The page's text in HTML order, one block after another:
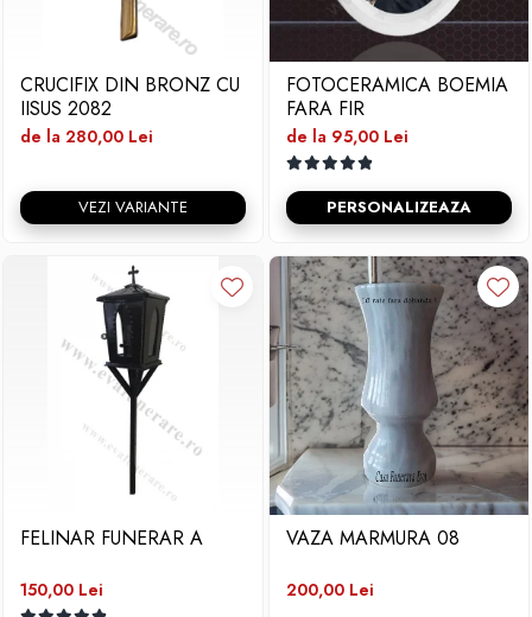
CRUCIFIX DIN BRONZ CU
IISUS 2082
de la 280,00 Lei
VEZI VARIANTE
FOTOCERAMICA BOEMIA
FARA FIR
de la 95,00 Lei
PERSONALIZEAZA
FELINAR FUNERAR A
150,00 Lei
VAZA MARMURA 08
200,00 Lei